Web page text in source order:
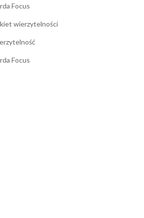
Focus
wierzytelności
Focus